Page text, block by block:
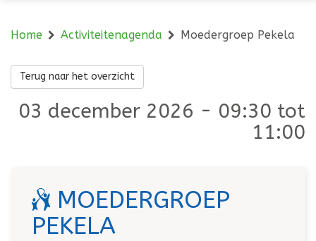
Home Activiteitenagenda Moedergroep Pekela
Terug naar het overzicht
03 december 2026 - 09:30 tot
11:00
MOEDERGROEP
PEKELA